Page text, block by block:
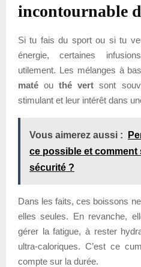
incontournable
Si tu fais du sport ou si tu
énergie, certaines
utilement. Les mélanges à
maté outhé vert sont
stimulant et leur intérêt dans
Vous aimerez aussi :
ce possible et
sécurité ?
Dans les faits, ces boissons
elles seules. En revanche,
gérer la fatigue, à rester
ultra-caloriques. C’est ce
compte sur la durée.